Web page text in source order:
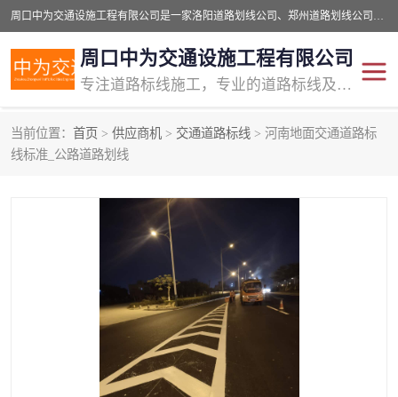
周口中为交通设施工程有限公司是一家洛阳道路划线公司、郑州道路划线公司、平顶山道路车位划线公司、开封车位划线公司、许昌道路车位划线公司、漯河道路车位划线公司，公司始终坚持“诚信、匠心、专注”的宗旨；我们的经营理念是：的服务。
周口中为交通设施工程有限公司
专注道路标线施工，专业的道路标线及交通设施施工服务商!
当前位置： 首页 > 供应商机 > 交通道路标线 > 河南地面交通道路标
线标准_公路道路划线
交通道路标线
道路标线划线 马路标线
道路划线